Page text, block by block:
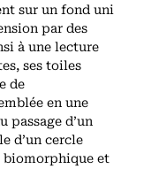
sur un fond uni
par des
à une lecture
ses toiles
de
en une
passage d’un
d’un cercle
biomorphique et